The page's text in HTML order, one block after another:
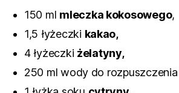
150 ml mleczka kokosowego,
1,5 łyżeczki kakao,
4 łyżeczki żelatyny,
250 ml wody do